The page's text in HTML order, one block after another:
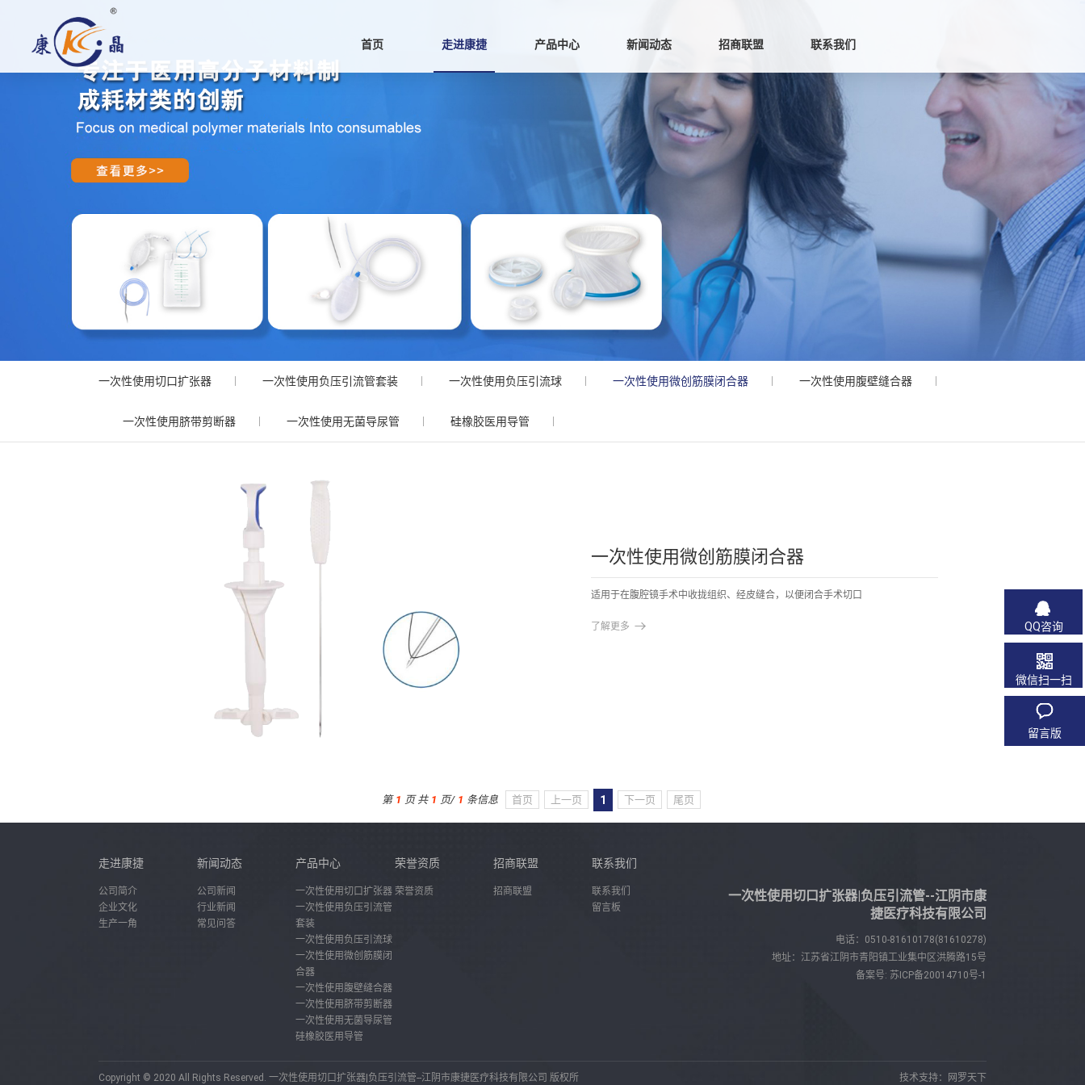
首页 走进康捷 产品中心 新闻动态 招商联盟 联系我们
一次性使用切口扩张器 一次性使用负压引流管套装 一次性使用负压引流球 一次性使用微创筋膜闭合器 一次性使用腹壁缝合器
一次性使用脐带剪断器 一次性使用无菌导尿管 硅橡胶医用导管
一次性使用微创筋膜闭合器
适用于在腹腔镜手术中收拢组织、经皮缝合，以便闭合手术切口
了解更多 
第 1 页 共 1 页/ 1 条信息 首页 上一页 1 下一页 尾页
走进康捷
公司简介
企业文化
生产一角
新闻动态
公司新闻
行业新闻
常见问答
产品中心
一次性使用切口扩张器
一次性使用负压引流管
套装
一次性使用负压引流球
一次性使用微创筋膜闭
合器
一次性使用腹壁缝合器
一次性使用脐带剪断器
一次性使用无菌导尿管
硅橡胶医用导管
荣誉资质
荣誉资质
招商联盟
招商联盟
联系我们
联系我们
留言板
一次性使用切口扩张器|负压引流管--江阴市康
捷医疗科技有限公司
电话： 0510-81610178(81610278)
地址：江苏省江阴市青阳镇工业集中区洪腾路15号
备案号: 苏ICP备20014710号-1
Copyright © 2020 All Rights Reserved. 一次性使用切口扩张器|负压引流管--江阴市康捷医疗科技有限公司 版权所 技术支持：网罗天下
QQ咨询
微信扫一扫
留言版